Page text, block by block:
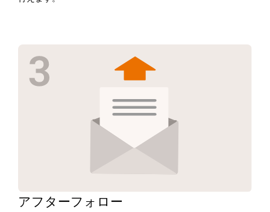
アフターフォロー